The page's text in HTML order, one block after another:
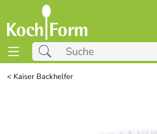
< Kaiser Backhelfer